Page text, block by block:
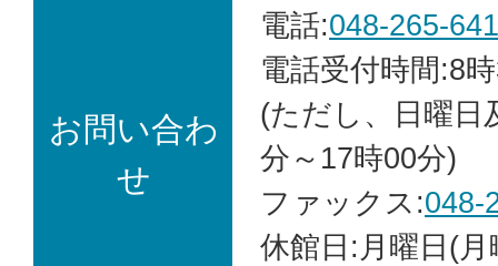
お問い合わ
せ
電話:048-265-
電話受付時間:8
(ただし、日曜日
分～17時00分)
ファックス:048-
休館日:月曜日(